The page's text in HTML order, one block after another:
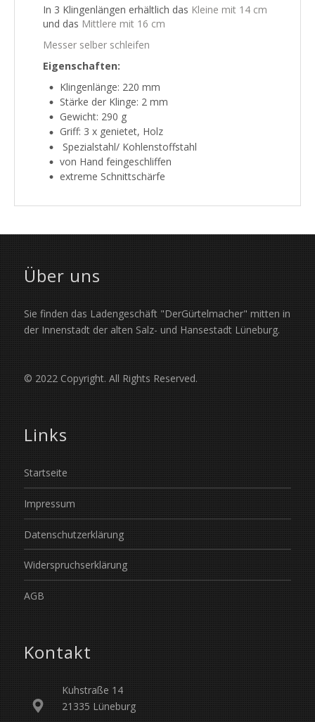
In 3 Klingenlängen erhältlich das Kleine mit 14 cm
und das Mittlere mit 16 cm
Messer selber schleifen
Eigenschaften:
Klingenlänge: 220 mm
Stärke der Klinge: 2 mm
Gewicht: 290 g
Griff: 3 x genietet, Holz
Spezialstahl/ Kohlenstoffstahl
von Hand feingeschliffen
extreme Schnittschärfe
Über uns
Sie finden das Ladengeschäft "DerGürtelmacher" mitten in
der Innenstadt der alten Salz- und Hansestadt Lüneburg.
© 2022 Copyright. All Rights Reserved.
Links
Startseite
Impressum
Datenschutzerklärung
Widerspruchserklärung
AGB
Kontakt
Kuhstraße 14
21335 Lüneburg